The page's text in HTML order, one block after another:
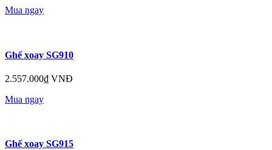
Mua ngay
Ghế xoay SG910
2.557.000₫ VNĐ
Mua ngay
Ghế xoay SG915